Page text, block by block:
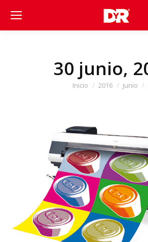
30 junio,
Estás aquí:
Inicio 2016 junio